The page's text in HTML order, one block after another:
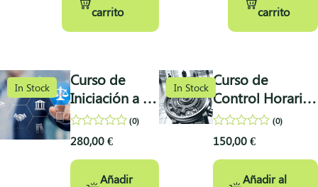
carrito
carrito
In Stock
Curso de
Iniciación a la
Protección de
Datos
0
out
of
5
(0)
280,00€
Añadir
In Stock Curso de
Control Horario:
Normativa,
Obligaciones y
Herramientas
0
out
of
5
(0)
150,00€
Añadir al